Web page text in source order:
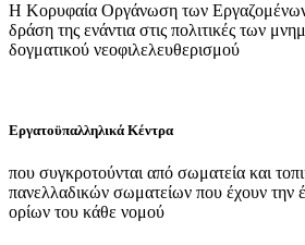
Η Κορυφαία Οργάνωση των Εργαζομένων
δράση της ενάντια στις πολιτικές των
δογματικού νεοφιλελευθερισμού
Εργατοϋπαλληλικά Κέντρα
που συγκροτούνται από σωματεία και
πανελλαδικών σωματείων που έχουν την
ορίων του κάθε νομού